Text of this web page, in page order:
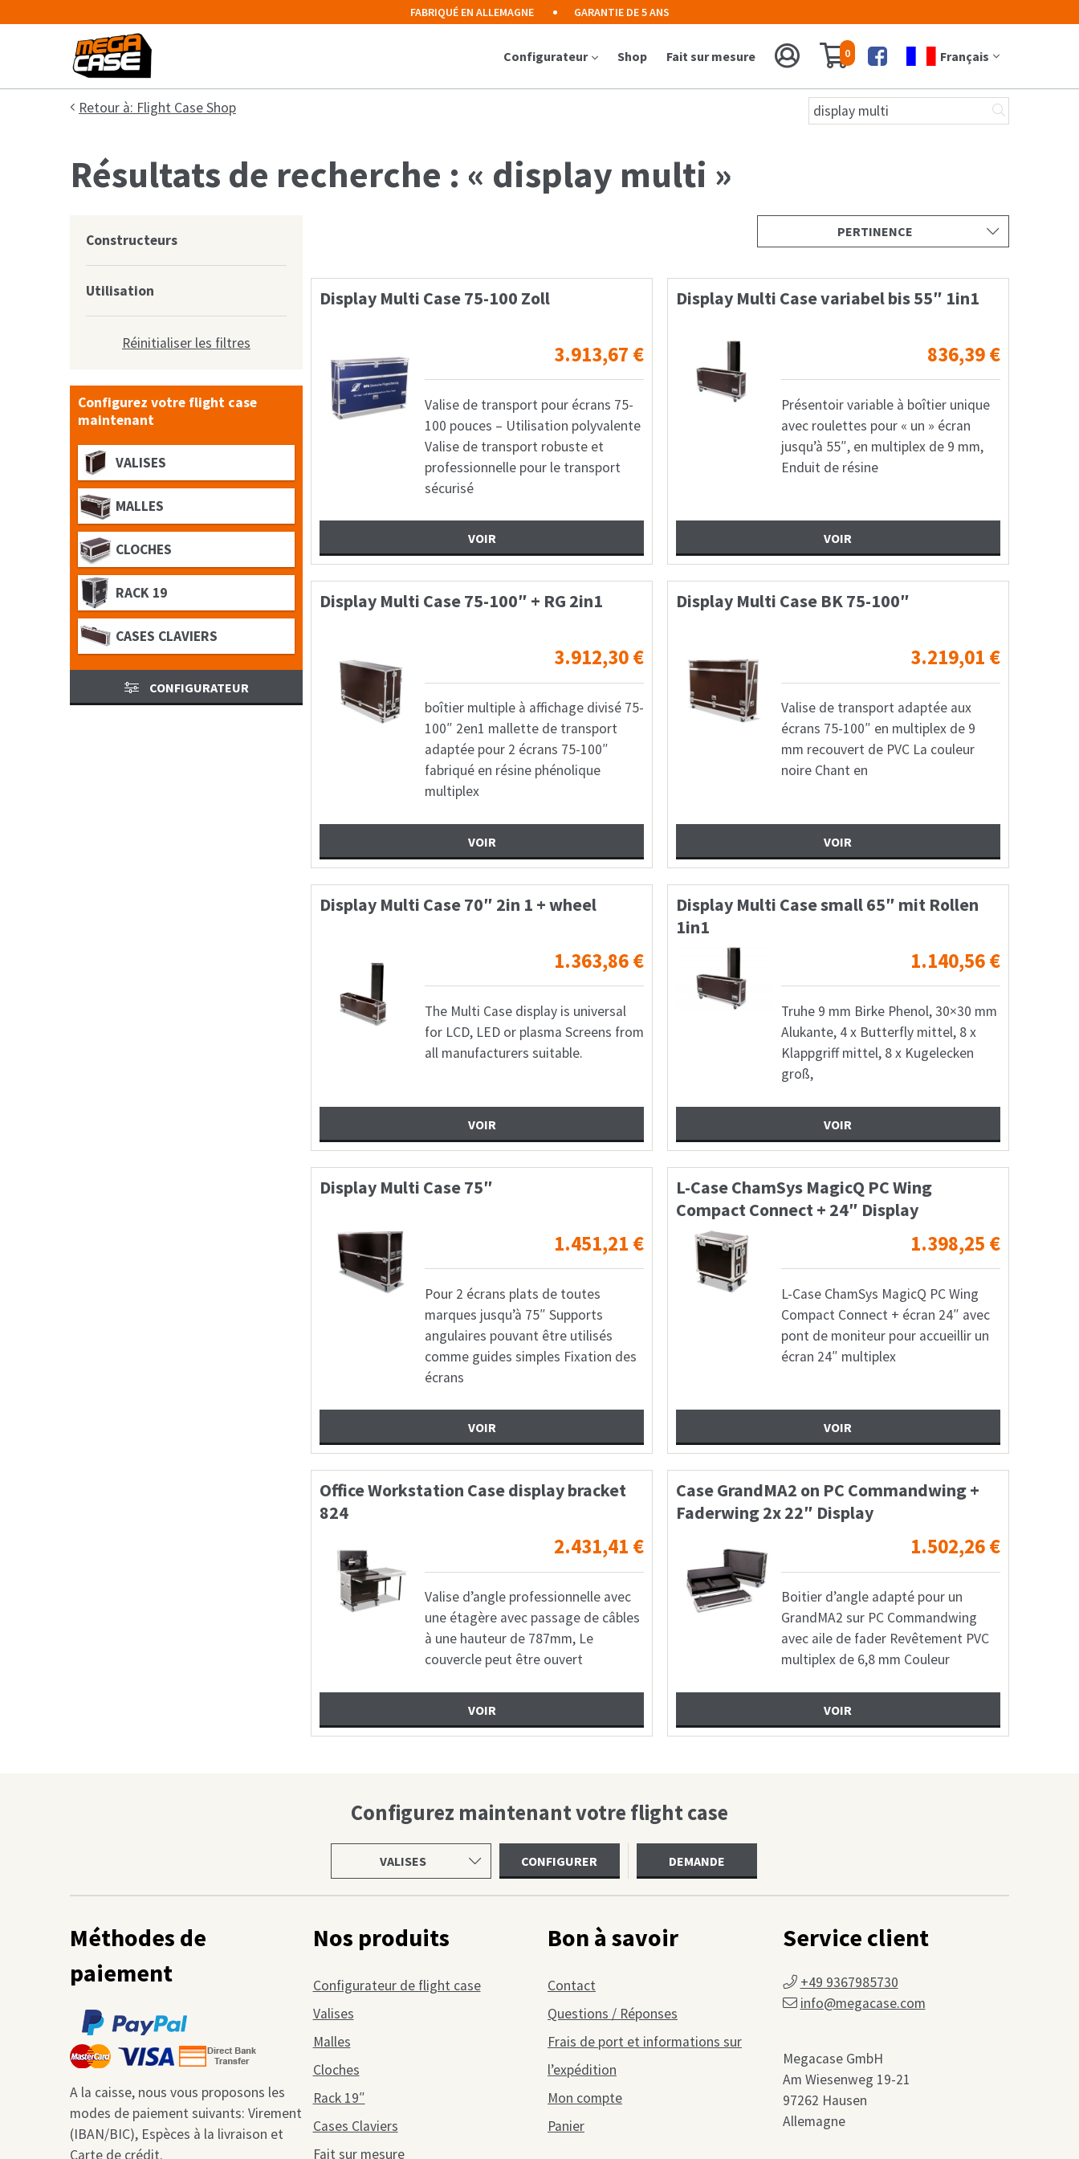
FABRIQUÉ EN ALLEMAGNE GARANTIE DE 5 ANS
Configurateur Shop Fait sur mesure 0
Facebook
Français
Retour à: Flight Case Shop
Recherche
pour :
Résultats de recherche : « display multi »
Constructeurs
Utilisation
Réinitialiser les filtres
Configurez votre flight case
maintenant
VALISES
MALLES
CLOCHES
RACK 19
CASES CLAVIERS
CONFIGURATEUR
Display Multi Case 75-100 Zoll
3.913,67 €
Valise de transport pour écrans 75-
100 pouces – Utilisation polyvalente
Valise de transport robuste et
professionnelle pour le transport
sécurisé
VOIR
Display Multi Case variabel bis 55″ 1in1
836,39€
Présentoir variable à boîtier unique
avec roulettes pour « un » écran
jusqu’à 55″, en multiplex de 9 mm,
Enduit de résine
VOIR
Display Multi Case 75-100″ + RG 2in1
3.912,30€
boîtier multiple à affichage divisé 75-
100″ 2en1 mallette de transport
adaptée pour 2 écrans 75-100″
fabriqué en résine phénolique
multiplex
VOIR
Display Multi Case BK 75-100″
3.219,01 €
Valise de transport adaptée aux
écrans 75-100″ en multiplex de 9
mm recouvert de PVC La couleur
noire Chant en
VOIR
Display Multi Case 70″ 2in 1 + wheel
1.363,86€
The Multi Case display is universal
for LCD, LED or plasma Screens from
all manufacturers suitable.
VOIR
Display Multi Case small 65″ mit Rollen
1in1
1.140,56€
Truhe 9 mm Birke Phenol, 30×30 mm
Alukante, 4 x Butterfly mittel, 8 x
Klappgriff mittel, 8 x Kugelecken
groß,
VOIR
Display Multi Case 75″
1.451,21 €
Pour 2 écrans plats de toutes
marques jusqu’à 75″ Supports
angulaires pouvant être utilisés
comme guides simples Fixation des
écrans
VOIR
L-Case ChamSys MagicQ PC Wing
Compact Connect + 24″ Display
1.398,25 €
L-Case ChamSys MagicQ PC Wing
Compact Connect + écran 24″ avec
pont de moniteur pour accueillir un
écran 24″ multiplex
VOIR
Office Workstation Case display bracket
824
2.431,41 €
Valise d’angle professionnelle avec
une étagère avec passage de câbles
à une hauteur de 787mm, Le
couvercle peut être ouvert
VOIR
Case GrandMA2 on PC Commandwing +
Faderwing 2x 22″ Display
1.502,26€
Boitier d’angle adapté pour un
GrandMA2 sur PC Commandwing
avec aile de fader Revêtement PVC
multiplex de 6,8 mm Couleur
VOIR
Configurez maintenant votre flight case
une
catégorie
CONFIGURER DEMANDE
Méthodes de
paiement
A la caisse, nous vous proposons les
modes de paiement suivants: Virement
(IBAN/BIC), Espèces à la livraison et
Carte de crédit.
Nos produits
Configurateur de flight case
Valises
Malles
Cloches
Rack 19″
Cases Claviers
Fait sur mesure
Bon à savoir
Contact
Questions / Réponses
Frais de port et informations sur
l’expédition
Mon compte
Panier
Service client
+49 9367985730
info@megacase.com
Megacase GmbH
Am Wiesenweg 19-21
97262 Hausen
Allemagne